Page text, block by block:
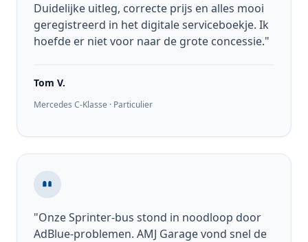
Duidelijke uitleg, correcte prijs en alles mooi
geregistreerd in het digitale serviceboekje. Ik
hoefde er niet voor naar de grote concessie."
Tom V.
Mercedes C-Klasse · Particulier
"Onze Sprinter-bus stond in noodloop door
AdBlue-problemen. AMJ Garage vond snel de